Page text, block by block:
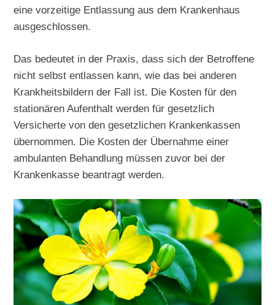
eine vorzeitige Entlassung aus dem Krankenhaus
ausgeschlossen.
Das bedeutet in der Praxis, dass sich der Betroffene
nicht selbst entlassen kann, wie das bei anderen
Krankheitsbildern der Fall ist. Die Kosten für den
stationären Aufenthalt werden für gesetzlich
Versicherte von den gesetzlichen Krankenkassen
übernommen. Die Kosten der Übernahme einer
ambulanten Behandlung müssen zuvor bei der
Krankenkasse beantragt werden.